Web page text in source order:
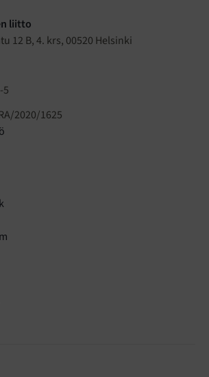
liitto
12 B, 4. krs, 00520 Helsinki
5
2020/1625